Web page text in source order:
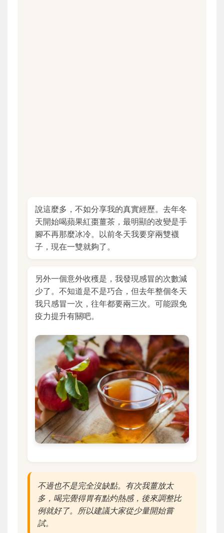
說這麼多，不如分享我的真實經歷。去年冬
天開始喝蘋果紅棗薑茶，最明顯的改變是手
腳不再那麼冰冷。以前冬天我要穿兩雙襪
子，現在一雙就夠了。
另外一個意外收穫是，我發現感冒的次數減
少了。不知道是不是巧合，但去年整個冬天
我只感冒一次，往年都要兩三次。可能跟免
疫力提升有關吧。
不過也不是完全沒缺點。有次我薑放太
多，喝完覺得胃有點灼熱感，後來調整比
例就好了。所以建議大家從少量開始嘗
試。